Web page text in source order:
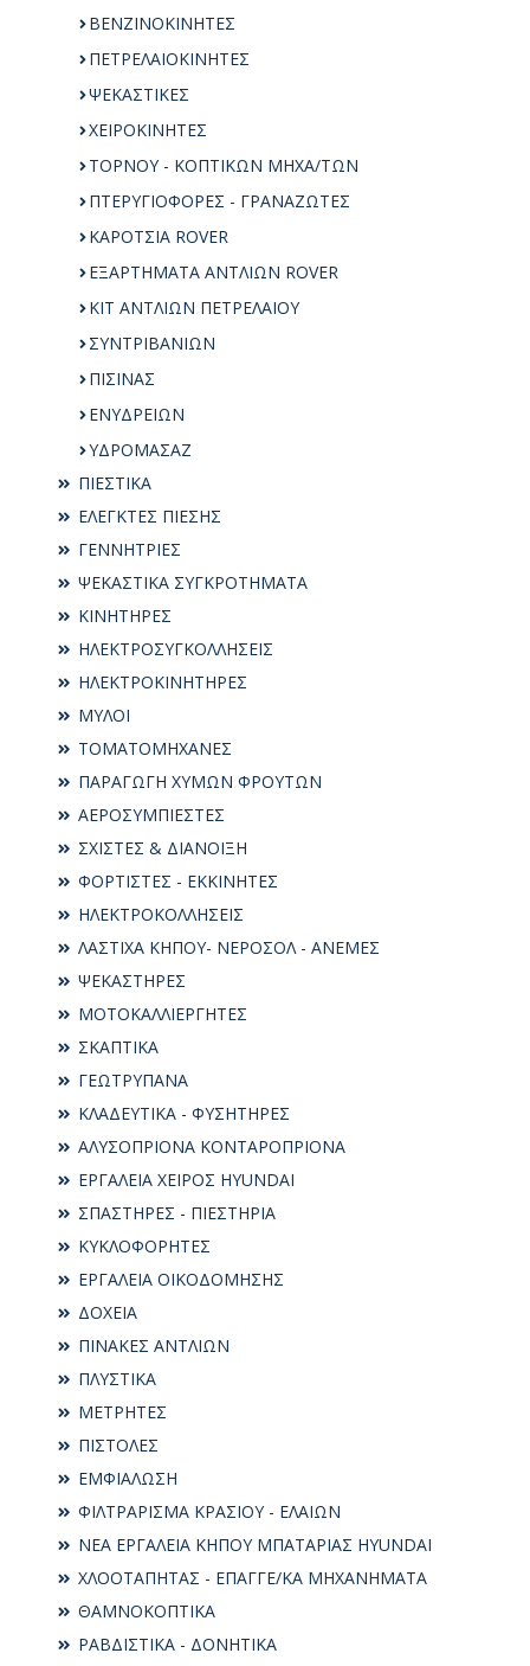
ΒΕΝΖΙΝΟΚΙΝΗΤΕΣ
ΠΕΤΡΕΛΑΙΟΚΙΝΗΤΕΣ
ΨΕΚΑΣΤΙΚΕΣ
ΧΕΙΡΟΚΙΝΗΤΕΣ
ΤΟΡΝΟΥ - ΚΟΠΤΙΚΩΝ ΜΗΧΑ/ΤΩΝ
ΠΤΕΡΥΓΙΟΦΟΡΕΣ - ΓΡΑΝΑΖΩΤΕΣ
ΚΑΡΟΤΣΙΑ ROVER
ΕΞΑΡΤΗΜΑΤΑ ΑΝΤΛΙΩΝ ROVER
KIT ΑΝΤΛΙΩΝ ΠΕΤΡΕΛΑΙΟΥ
ΣΥΝΤΡΙΒΑΝΙΩΝ
ΠΙΣΙΝΑΣ
ΕΝΥΔΡΕΙΩΝ
ΥΔΡΟΜΑΣΑΖ
ΠΙΕΣΤΙΚΑ
ΕΛΕΓΚΤΕΣ ΠΙΕΣΗΣ
ΓΕΝΝΗΤΡΙΕΣ
ΨΕΚΑΣΤΙΚΑ ΣΥΓΚΡΟΤΗΜΑΤΑ
ΚΙΝΗΤΗΡΕΣ
ΗΛΕΚΤΡΟΣΥΓKΟΛΛΗΣΕΙΣ
ΗΛΕΚΤΡΟΚΙΝΗΤΗΡΕΣ
ΜΥΛΟΙ
ΤΟΜΑΤΟΜΗΧΑΝΕΣ
ΠΑΡΑΓΩΓΗ ΧΥΜΩΝ ΦΡΟΥΤΩΝ
ΑΕΡΟΣΥΜΠΙΕΣΤΕΣ
ΣΧΙΣΤΕΣ & ΔΙΑΝΟΙΞΗ
ΦΟΡΤΙΣΤΕΣ - ΕΚΚΙΝΗΤΕΣ
ΗΛΕΚΤΡΟΚΟΛΛΗΣΕΙΣ
ΛΑΣΤΙΧΑ ΚΗΠΟΥ- ΝΕΡΟΣΟΛ - ΑΝΕΜΕΣ
ΨΕΚΑΣΤΗΡΕΣ
ΜΟΤΟΚΑΛΛΙΕΡΓΗΤΕΣ
ΣΚΑΠΤΙΚΑ
ΓΕΩΤΡΥΠΑΝΑ
ΚΛΑΔΕΥΤΙΚΑ - ΦΥΣΗΤΗΡΕΣ
ΑΛΥΣΟΠΡΙΟΝΑ ΚΟΝΤΑΡΟΠΡΙΟΝΑ
ΕΡΓΑΛΕΙΑ ΧΕΙΡΟΣ HYUNDAI
ΣΠΑΣΤΗΡΕΣ - ΠΙΕΣΤΗΡΙΑ
ΚΥΚΛΟΦΟΡΗΤΕΣ
ΕΡΓΑΛΕΙΑ ΟΙΚΟΔΟΜΗΣΗΣ
ΔΟΧΕΙΑ
ΠΙΝΑΚΕΣ ΑΝΤΛΙΩΝ
ΠΛΥΣΤΙΚΑ
ΜΕΤΡΗΤΕΣ
ΠΙΣΤΟΛΕΣ
ΕΜΦΙΑΛΩΣΗ
ΦΙΛΤΡΑΡΙΣΜΑ ΚΡΑΣΙΟΥ - ΕΛΑΙΩΝ
ΝΕΑ ΕΡΓΑΛΕΙΑ ΚΗΠΟΥ ΜΠΑΤΑΡΙΑΣ HYUNDAI
ΧΛΟΟΤΑΠΗΤΑΣ - ΕΠΑΓΓΕ/ΚΑ ΜΗΧΑΝΗΜΑΤΑ
ΘΑΜΝΟΚΟΠΤΙΚΑ
ΡΑΒΔΙΣΤΙΚΑ - ΔΟΝΗΤΙΚΑ